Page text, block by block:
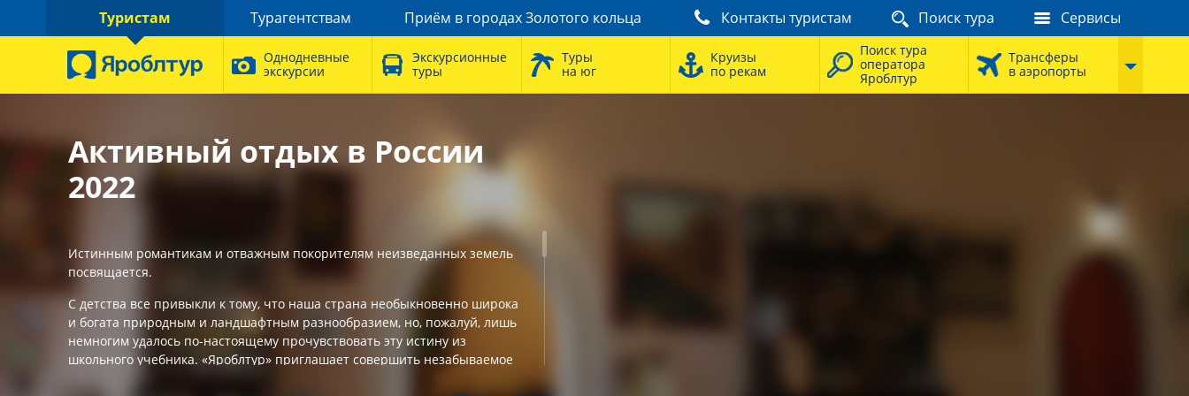
Туристам Турагентствам Приём в городах Золотого кольца Контакты туристам Поиск тура Сервисы
Однодневные
экскурсии
Экскурсионные
туры
Туры
на юг
Круизы
по рекам
Поиск тура
оператора
Яроблтур
Трансферы
в аэропорты
Активный отдых в России
2022
Истинным романтикам и отважным покорителям неизведанных земель
посвящается.
С детства все привыкли к тому, что наша страна необыкновенно широка
и богата природным и ландшафтным разнообразием, но, пожалуй, лишь
немногим удалось по-настоящему прочувствовать эту истину из
школьного учебника. «Яроблтур» приглашает совершить незабываемое